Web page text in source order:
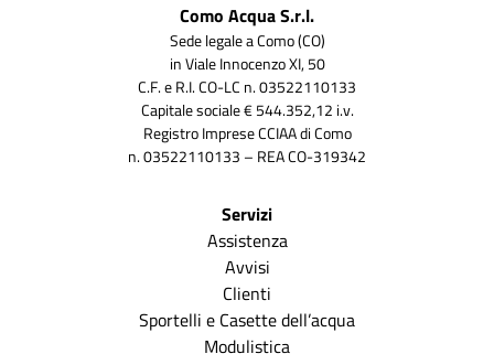
Como Acqua S.r.l.
Sede legale a Como (CO)
in Viale Innocenzo XI, 50
C.F. e R.I. CO-LC n. 03522110133
Capitale sociale € 544.352,12 i.v.
Registro Imprese CCIAA di Como
n. 03522110133 – REA CO-319342
Servizi
Assistenza
Avvisi
Clienti
Sportelli e Casette dell’acqua
Modulistica